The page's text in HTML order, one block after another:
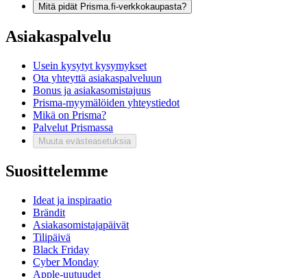
Mitä pidät Prisma.fi-verkkokaupasta?
Asiakaspalvelu
Usein kysytyt kysymykset
Ota yhteyttä asiakaspalveluun
Bonus ja asiakasomistajuus
Prisma-myymälöiden yhteystiedot
Mikä on Prisma?
Palvelut Prismassa
Muuta evästeasetuksia
Suosittelemme
Ideat ja inspiraatio
Brändit
Asiakasomistajapäivät
Tilipäivä
Black Friday
Cyber Monday
Apple-uutuudet